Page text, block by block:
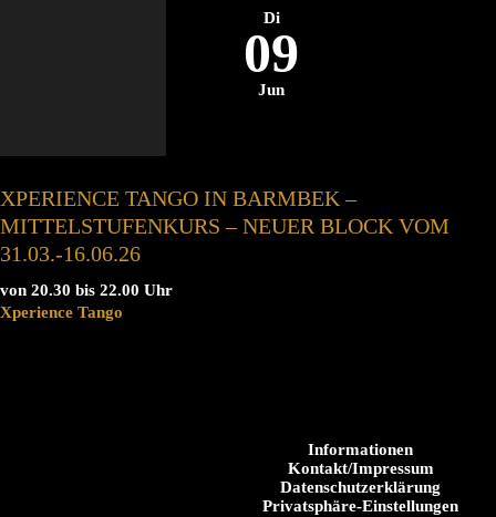
Di
09
Jun
XPERIENCE TANGO IN BARMBEK –
MITTELSTUFENKURS – NEUER BLOCK VOM
31.03.-16.06.26
von 20.30 bis 22.00 Uhr
Xperience Tango
Informationen
Kontakt/Impressum
Datenschutzerklärung
Privatsphäre-Einstellungen